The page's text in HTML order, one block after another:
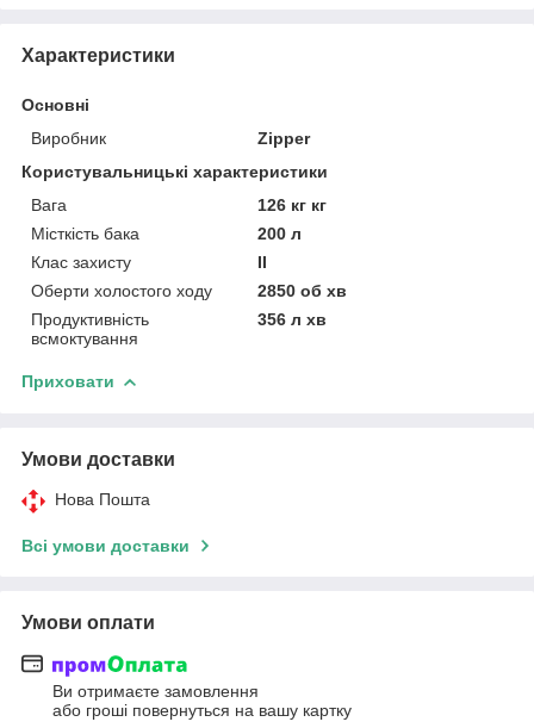
Характеристики
Основні
Виробник
Zipper
Користувальницькі характеристики
Вага
126 кг кг
Місткість бака
200 л
Клас захисту
II
Оберти холостого ходу
2850 об хв
Продуктивність
всмоктування
356 л хв
Приховати
Умови доставки
Нова Пошта
Всі умови доставки
Умови оплати
Ви отримаєте замовлення
або гроші повернуться на вашу картку